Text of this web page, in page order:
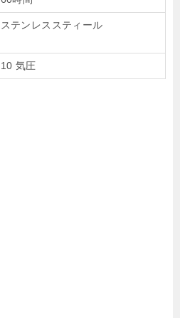
ステンレススティール
10 気圧